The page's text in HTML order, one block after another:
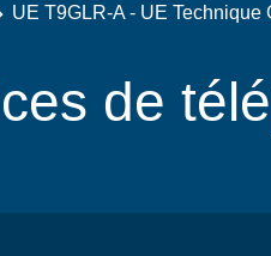
UE T9GLR-A - UE Technique
de